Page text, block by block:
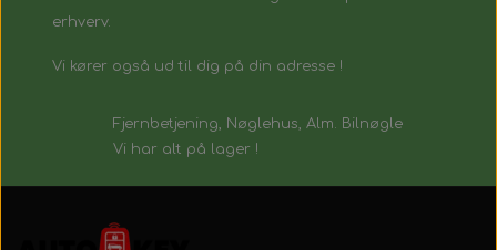
erhverv.
Vi kører også ud til dig på din adresse !
Fjernbetjening, Nøglehus, Alm. Bilnøgle
Vi har alt på lager !